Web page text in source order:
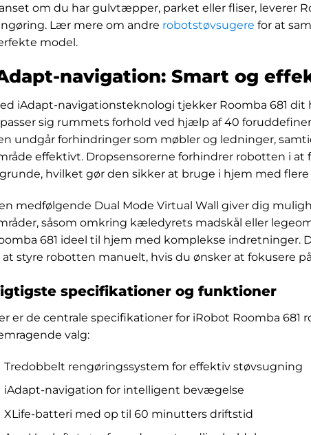
om du har gulvtæpper, parket eller fliser, leverer
Lær mere om andre robotstøvsugere for at
model.
navigation: Smart og
iAdapt-navigationsteknologi tjekker Roomba 681
sig rummets forhold ved hjælp af 40
undgår forhindringer som møbler og ledninger,
effektivt. Dropsensorerne forhindrer robotten i at
hvilket gør den sikker at bruge i hjem med flere
medfølgende Dual Mode Virtual Wall giver dig
såsom omkring kæledyrets madskål eller
681 ideel til hjem med komplekse indretninger.
at styre robotten manuelt, hvis du ønsker at fokusere
specifikationer og funktioner
er de centrale specifikationer for iRobot Roomba 681
valg:
Tredobbelt rengøringssystem for effektiv støvsugning
iAdapt-navigation for intelligent bevægelse
XLife-batteri med op til 60 minutters driftstid